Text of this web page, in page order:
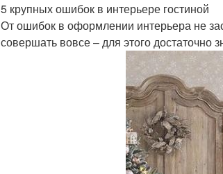
5 крупных ошибок в интерьере гостиной
От ошибок в оформлении интерьера не
совершать вовсе – для этого достаточно